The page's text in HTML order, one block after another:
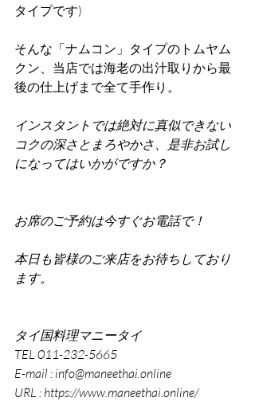
タイプです)
そんな「ナムコン」タイプのトムヤム
クン、当店では海老の出汁取りから最
後の仕上げまで全て手作り。
インスタントでは絶対に真似できない
コクの深さとまろやかさ、是非お試し
になってはいかがですか？
お席のご予約は今すぐお電話で！
本日も皆様のご来店をお待ちしており
ます。
タイ国料理マニータイ
TEL 011-232-5665
E-mail : info@maneethai.online
URL : https://www.maneethai.online/